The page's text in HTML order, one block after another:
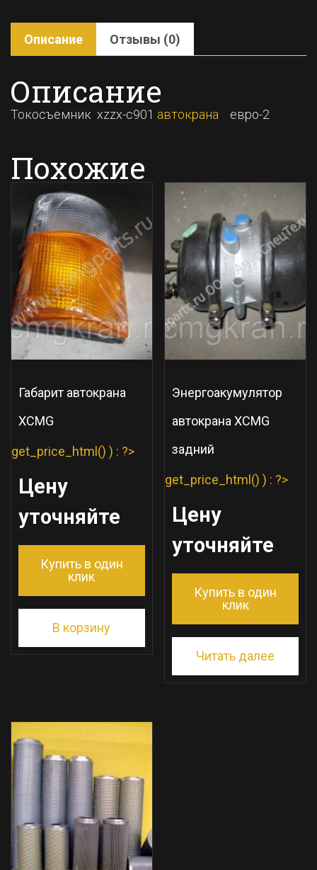
Описание Отзывы (0)
Описание
Токосъемник xzzx-c901 автокрана евро-2
Похожие
Габарит автокрана
XCMG
get_price_html() ) : ?>
Цену
уточняйте
Купить в один
клик
В корзину
Энергоакумулятор
автокрана XCMG
задний
get_price_html() ) : ?>
Цену
уточняйте
Купить в один
клик
Читать далее